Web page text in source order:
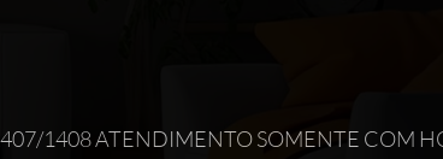
1408 ATENDIMENTO SOMENTE COM